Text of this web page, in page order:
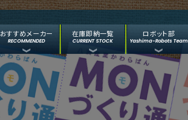
おすすめメーカー
RECOMMENDED
在庫即納一覧
CURRENT STOCK
ロボット部
Yashima-Robots Team